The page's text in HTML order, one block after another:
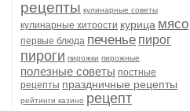
рецепты кулинарные советы
кулинарные хитрости курица мясо
первые блюда печенье пирог
пироги пирожки пирожные
полезные советы постные
рецепты праздничные рецепты
рейтинги казино рецепт